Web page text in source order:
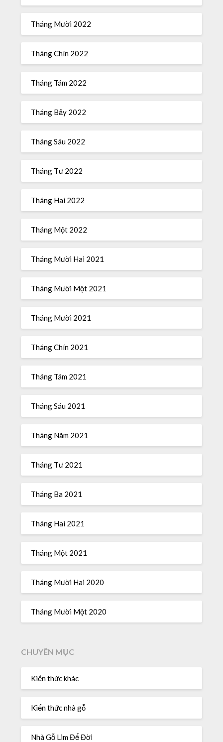
Tháng Mười 2022
Tháng Chín 2022
Tháng Tám 2022
Tháng Bảy 2022
Tháng Sáu 2022
Tháng Tư 2022
Tháng Hai 2022
Tháng Một 2022
Tháng Mười Hai 2021
Tháng Mười Một 2021
Tháng Mười 2021
Tháng Chín 2021
Tháng Tám 2021
Tháng Sáu 2021
Tháng Năm 2021
Tháng Tư 2021
Tháng Ba 2021
Tháng Hai 2021
Tháng Một 2021
Tháng Mười Hai 2020
Tháng Mười Một 2020
CHUYÊN MỤC
Kiến thức khác
Kiến thức nhà gỗ
Nhà Gỗ Lim Để Đời